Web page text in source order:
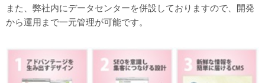
また、弊社内にデータセンターを併設しておりますので、開発
から運用まで一元管理が可能です。